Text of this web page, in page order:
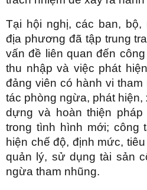
Tại hội nghị, các ban,
địa phương đã tập trung
vấn đề liên quan đến
thu nhập và việc phát
đảng viên có hành vi
tác phòng ngừa, phát
dựng và hoàn thiện
trong tình hình mới; công
hiện chế độ, định mức,
quản lý, sử dụng tài sản
ngừa tham nhũng.